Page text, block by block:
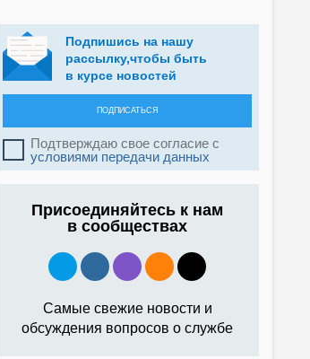
Подпишись на нашу
рассылку,чтобы быть
в курсе новостей
ПОДПИСАТЬСЯ
Подтверждаю свое согласие с
условиями передачи данных
Присоединяйтесь к нам
в сообществах
Самые свежие новости и
обсуждения вопросов о службе